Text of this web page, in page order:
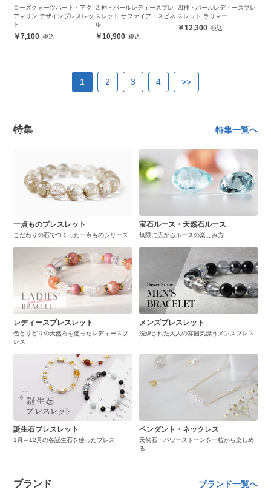
ローズクォーツハート・アク
アマリン デザインブレスレッ
ト
7,100
四神・パールレディースブレ
スレット サファイア・スピネ
ル
10,900
四神・パールレディースブレ
スレット ラリマー
12,300
1 2 3 4 >>
特集 特集一覧へ
一点ものブレスレット
こだわりの石でつくった一点ものシリーズ
宝石ルース・天然石ルース
無限に広がるルースの楽しみ方
レディースブレスレット
色とりどりの天然石を使ったレディースブ
レス
メンズブレスレット
洗練された大人の雰囲気漂うメンズブレス
誕生石ブレスレット
1月～12月の各誕生石を使ったブレス
ペンダント・ネックレス
天然石・パワーストーンを一粒から楽しめ
る
ブランド ブランド一覧へ